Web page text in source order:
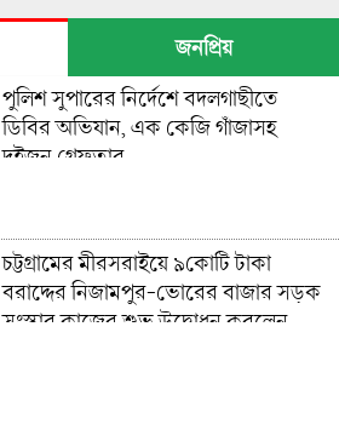
জনপ্রিয়
পুলিশ সুপারের নির্দেশে বদলগাছীতে
ডিবির অভিযান, এক কেজি গাঁজাসহ
দুইজন গ্রেফতার
চট্টগ্রামের মীরসরাইয়ে ৯কোটি টাকা
বরাদ্দের নিজামপুর-ভোরের বাজার সড়ক
সংস্কার কাজের শুভ উদ্বোধন করলেন